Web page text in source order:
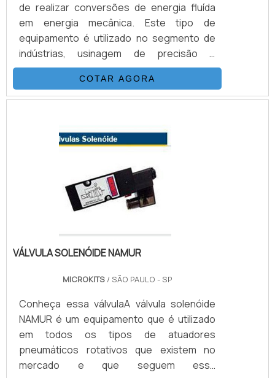
de realizar conversões de energia fluída
em energia mecânica. Este tipo de
equipamento é utilizado no segmento de
indústrias, usinagem de precisão e
instalações diversas por ter agilidade no
tempo de reação, ao mesmo tempo em que
aciona seu mecanismo. Este equipamento
motores elétricos. Eles podem ser
utilizados em aplicações sensível à
microprocessadores e outros
equipamentos ou processos.
COTAR AGORA
VÁLVULA SOLENÓIDE NAMUR
MICROKITS/ SÃO PAULO - SP
Conheça essa válvulaA válvula solenóide
NAMUR é um equipamento que é utilizado
em todos os tipos de atuadores
pneumáticos rotativos que existem no
mercado e que seguem essa